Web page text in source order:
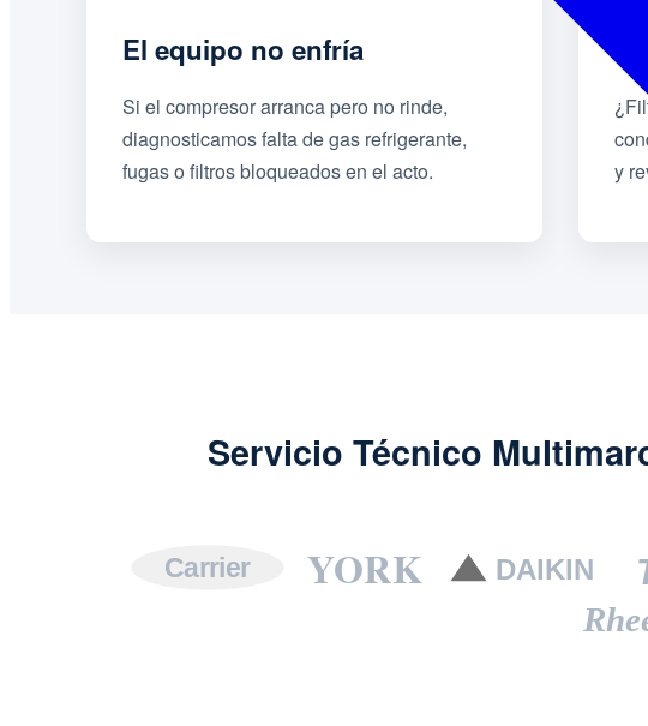
El equipo no enfría
Si el compresor arranca pero no rinde,
diagnosticamos falta de gas refrigerante,
fugas o filtros bloqueados en el acto.
y
Servicio Técnico
Carrier YORK DAIKIN